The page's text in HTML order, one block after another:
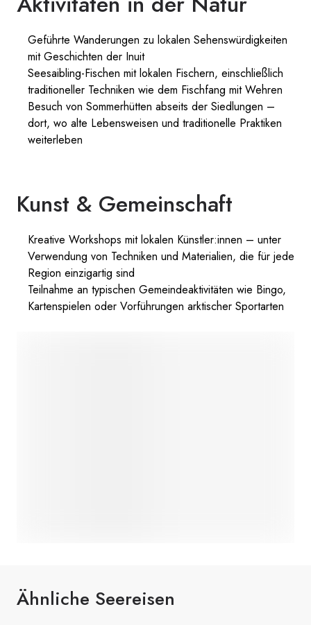
Geführte Wanderungen zu lokalen Sehenswürdigkeiten
mit Geschichten der Inuit
Seesaibling-Fischen mit lokalen Fischern, einschließlich
traditioneller Techniken wie dem Fischfang mit Wehren
Besuch von Sommerhütten abseits der Siedlungen –
dort, wo alte Lebensweisen und traditionelle Praktiken
weiterleben
Kunst & Gemeinschaft
Kreative Workshops mit lokalen Künstler:innen – unter
Verwendung von Techniken und Materialien, die für jede
Region einzigartig sind
Teilnahme an typischen Gemeindeaktivitäten wie Bingo,
Kartenspielen oder Vorführungen arktischer Sportarten
Ähnliche Seereisen